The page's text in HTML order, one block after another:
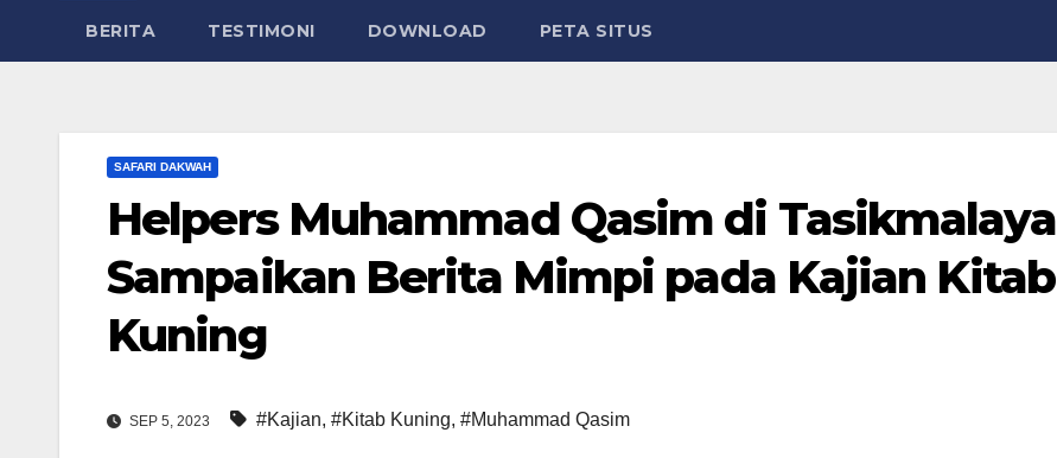
BERITA TESTIMONI DOWNLOAD PETA SITUS
SAFARI DAKWAH
Helpers Muhammad Qasim di Tasikmalaya
Sampaikan Berita Mimpi pada Kajian Kitab
Kuning
SEP 5, 2023 #Kajian, #Kitab Kuning, #Muhammad Qasim